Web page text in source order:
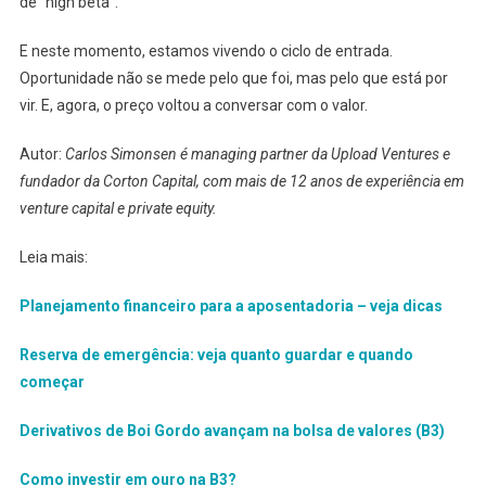
E neste momento, estamos vivendo o ciclo de entrada.
Oportunidade não se mede pelo que foi, mas pelo que está por
vir. E, agora, o preço voltou a conversar com o valor.
Autor: Carlos Simonsen é managing partner da Upload Ventures e
fundador da Corton Capital, com mais de 12 anos de experiência em
venture capital e private equity.
Leia mais:
Planejamento financeiro para a aposentadoria – veja dicas
Reserva de emergência: veja quanto guardar e quando
começar
Derivativos de Boi Gordo avançam na bolsa de valores (B3)
Como investir em ouro na B3?